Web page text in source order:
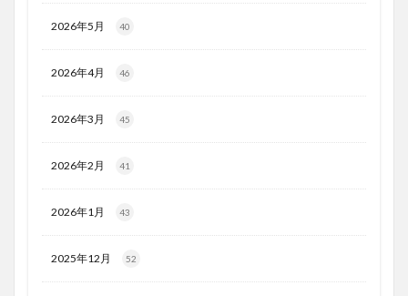
2026年5月 40
2026年4月 46
2026年3月 45
2026年2月 41
2026年1月 43
2025年12月 52